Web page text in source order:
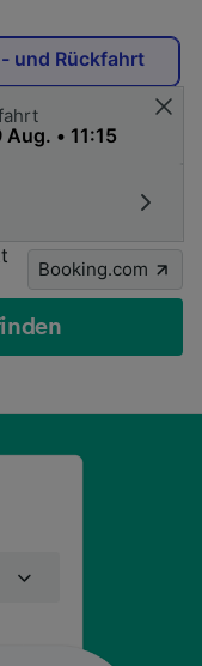
und Rückfahrt
Booking.com